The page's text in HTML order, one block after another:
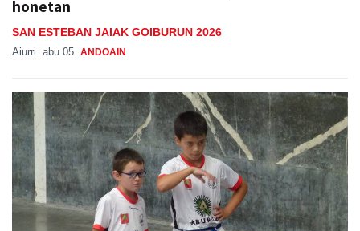
honetan
SAN ESTEBAN JAIAK GOIBURUN 2026
Aiurri abu 05 ANDOAIN